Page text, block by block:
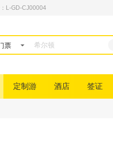
L-GD-CJ00004
票
定制游 酒店 签证